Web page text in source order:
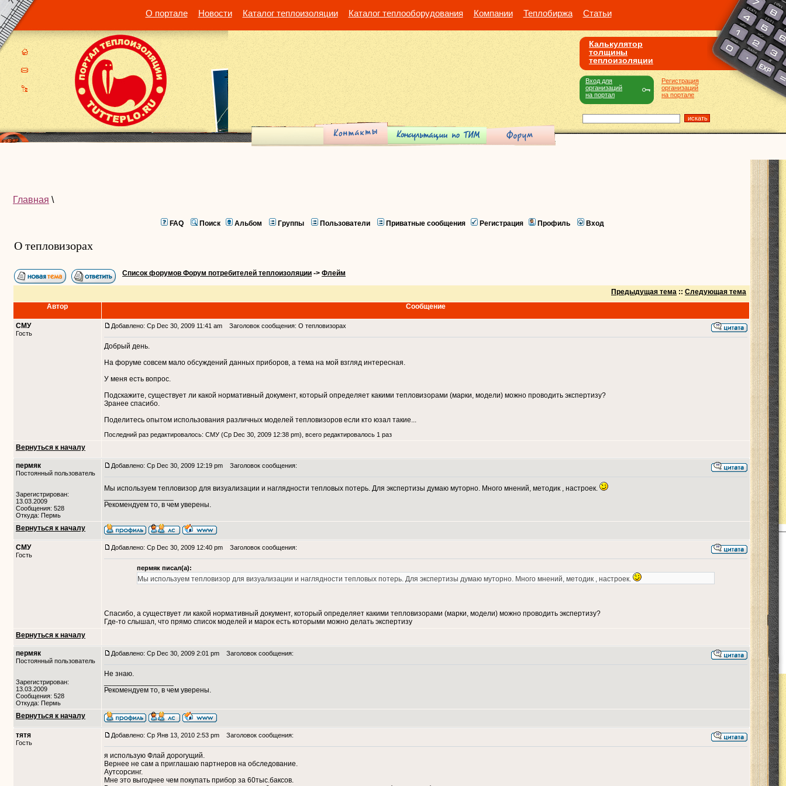
О портале Новости Каталог теплоизоляции Каталог теплооборудования Компании Теплобиржа Статьи
Калькулятор
толщины
теплоизоляции
Регистрация
организаций
на портале
Вход для
организаций
на портал
Главная \
FAQ Поиск Альбом Группы Пользователи Приватные сообщения Регистрация Профиль Вход
О тепловизорах
Список форумов Форум потребителей теплоизоляции -> Флейм
Предыдущая тема :: Следующая тема
Автор
Сообщение
СМУ
Гость
Добавлено: Ср Dec 30, 2009 11:41 am Заголовок сообщения: О тепловизорах
Добрый день.
На форуме совсем мало обсуждений данных приборов, а тема на мой взгляд интересная.
У меня есть вопрос.
Подскажите, существует ли какой нормативный документ, который определяет какими тепловизорами (марки, модели) можно проводить экспертизу?
Зранее спасибо.
Поделитесь опытом использования различных моделей тепловизоров если кто юзал такие...
Последний раз редактировалось: СМУ (Ср Dec 30, 2009 12:38 pm), всего редактировалось 1 раз
Вернуться к началу
пермяк
Постоянный пользователь
Зарегистрирован:
13.03.2009
Сообщения: 528
Откуда: Пермь
Добавлено: Ср Dec 30, 2009 12:19 pm Заголовок сообщения:
Мы используем тепловизор для визуализации и наглядности тепловых потерь. Для экспертизы думаю муторно. Много мнений, методик , настроек.
Рекомендуем то, в чем уверены.
Вернуться к началу
СМУ
Гость
Добавлено: Ср Dec 30, 2009 12:40 pm Заголовок сообщения:
пермяк писал(а):
Мы используем тепловизор для визуализации и наглядности тепловых потерь. Для экспертизы думаю муторно. Много мнений, методик , настроек.
Спасибо, а существует ли какой нормативный документ, который определяет какими тепловизорами (марки, модели) можно проводить экспертизу?
Где-то слышал, что прямо список моделей и марок есть которыми можно делать экспертизу
Вернуться к началу
пермяк
Постоянный пользователь
Зарегистрирован:
13.03.2009
Сообщения: 528
Откуда: Пермь
Добавлено: Ср Dec 30, 2009 2:01 pm Заголовок сообщения:
Не знаю.
Рекомендуем то, в чем уверены.
Вернуться к началу
тятя
Гость
Добавлено: Ср Янв 13, 2010 2:53 pm Заголовок сообщения:
я использую Флай дорогущий.
Вернее не сам а приглашаю партнеров на обследование.
Аутсорсинг.
Мне это выгоднее чем покупать прибор за 60тыс.баксов.